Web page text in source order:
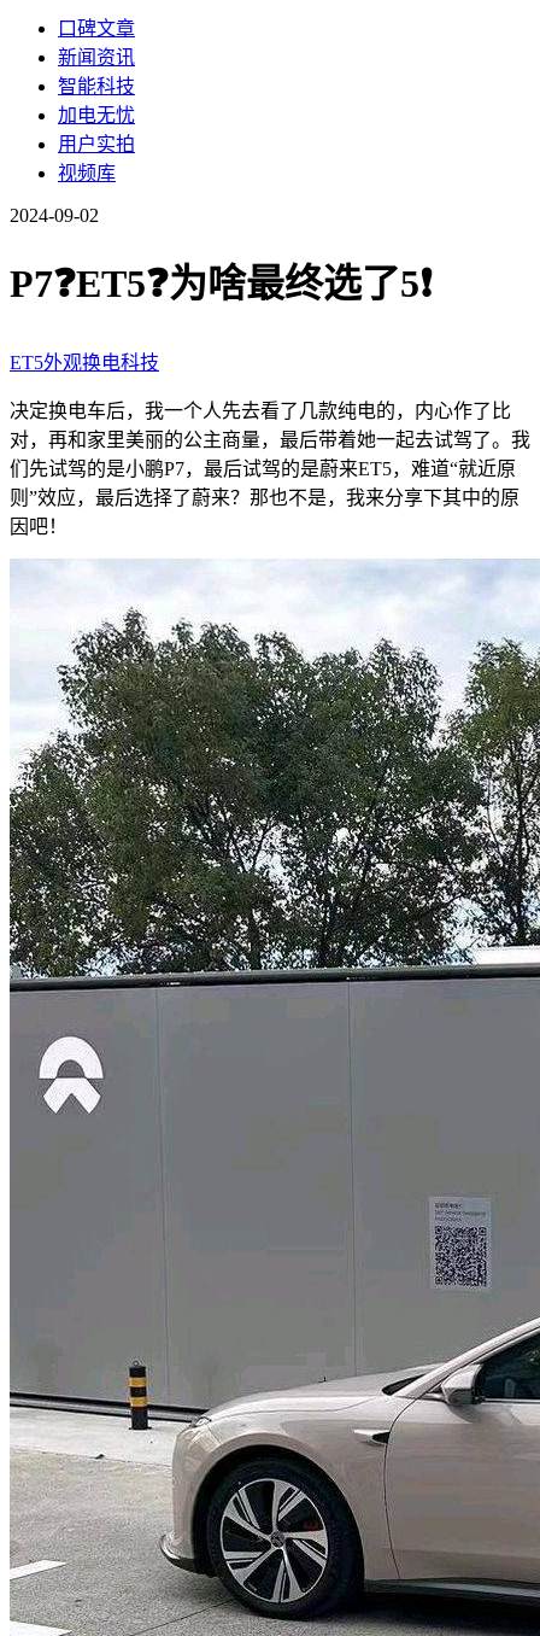
口碑文章
新闻资讯
智能科技
加电无忧
用户实拍
视频库
2024-09-02
P7❓ET5❓为啥最终选了5❗
ET5外观换电科技
决定换电车后，我一个人先去看了几款纯电的，内心作了比
对，再和家里美丽的公主商量，最后带着她一起去试驾了。我
们先试驾的是小鹏P7，最后试驾的是蔚来ET5，难道“就近原
则”效应，最后选择了蔚来？那也不是，我来分享下其中的原
因吧！